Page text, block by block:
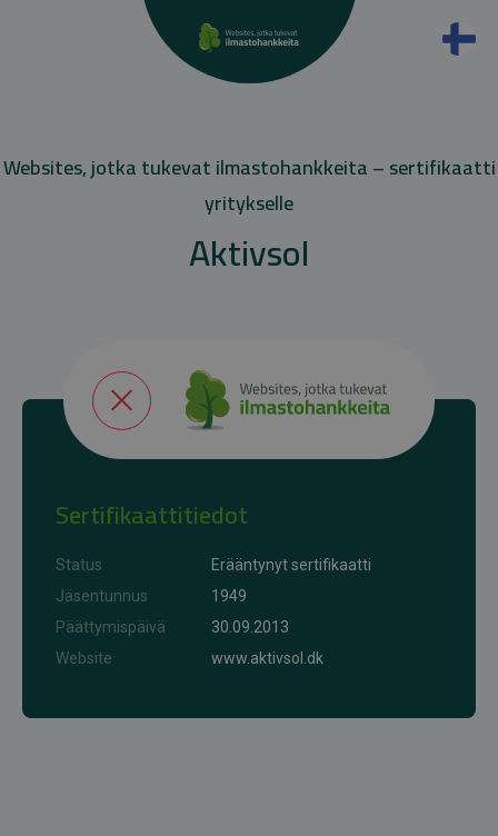
Websites, jotka tukevat ilmastohankkeita – sertifikaatti
yritykselle
Aktivsol
Sertifikaattitiedot
Status
Erääntynyt sertifikaatti
Jäsentunnus
1949
Päättymispäivä
30.09.2013
Website
www.aktivsol.dk